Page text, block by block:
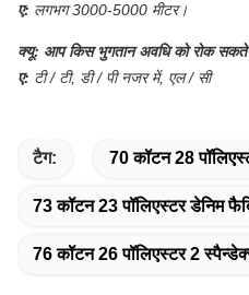
ए: लगभग 3000-5000 मीटर।
क्यू: आप किस भुगतान अवधि को रोक
ए: टी / टी, डी / पी नजर में, एल / सी
टैग: 70 कॉटन 28
73 कॉटन 23 पॉलिएस्टर डेनिम
76 कॉटन 26 पॉलिएस्टर 2